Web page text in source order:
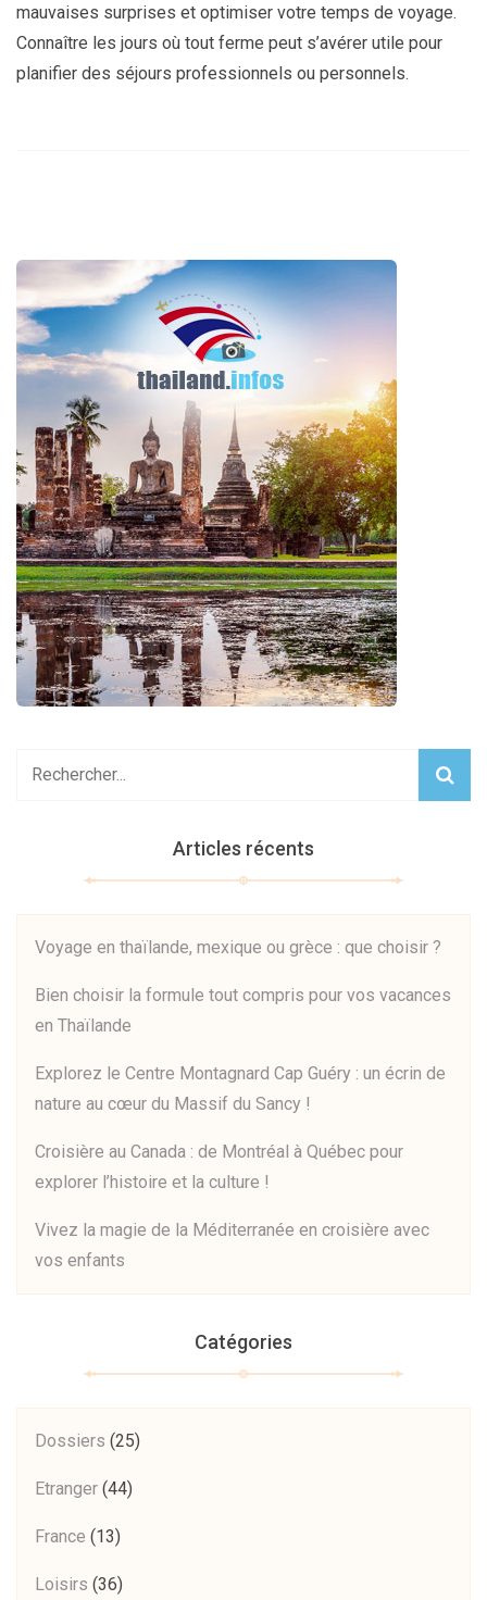
mauvaises surprises et optimiser votre temps de voyage.
Connaître les jours où tout ferme peut s’avérer utile pour
planifier des séjours professionnels ou personnels.
Articles récents
Voyage en thaïlande, mexique ou grèce : que choisir ?
Bien choisir la formule tout compris pour vos vacances
en Thaïlande
Explorez le Centre Montagnard Cap Guéry : un écrin de
nature au cœur du Massif du Sancy !
Croisière au Canada : de Montréal à Québec pour
explorer l’histoire et la culture !
Vivez la magie de la Méditerranée en croisière avec
vos enfants
Catégories
Dossiers (25)
Etranger (44)
France (13)
Loisirs (36)